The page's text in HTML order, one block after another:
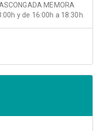
MEMORA
y de 16:00h a 18:30h.